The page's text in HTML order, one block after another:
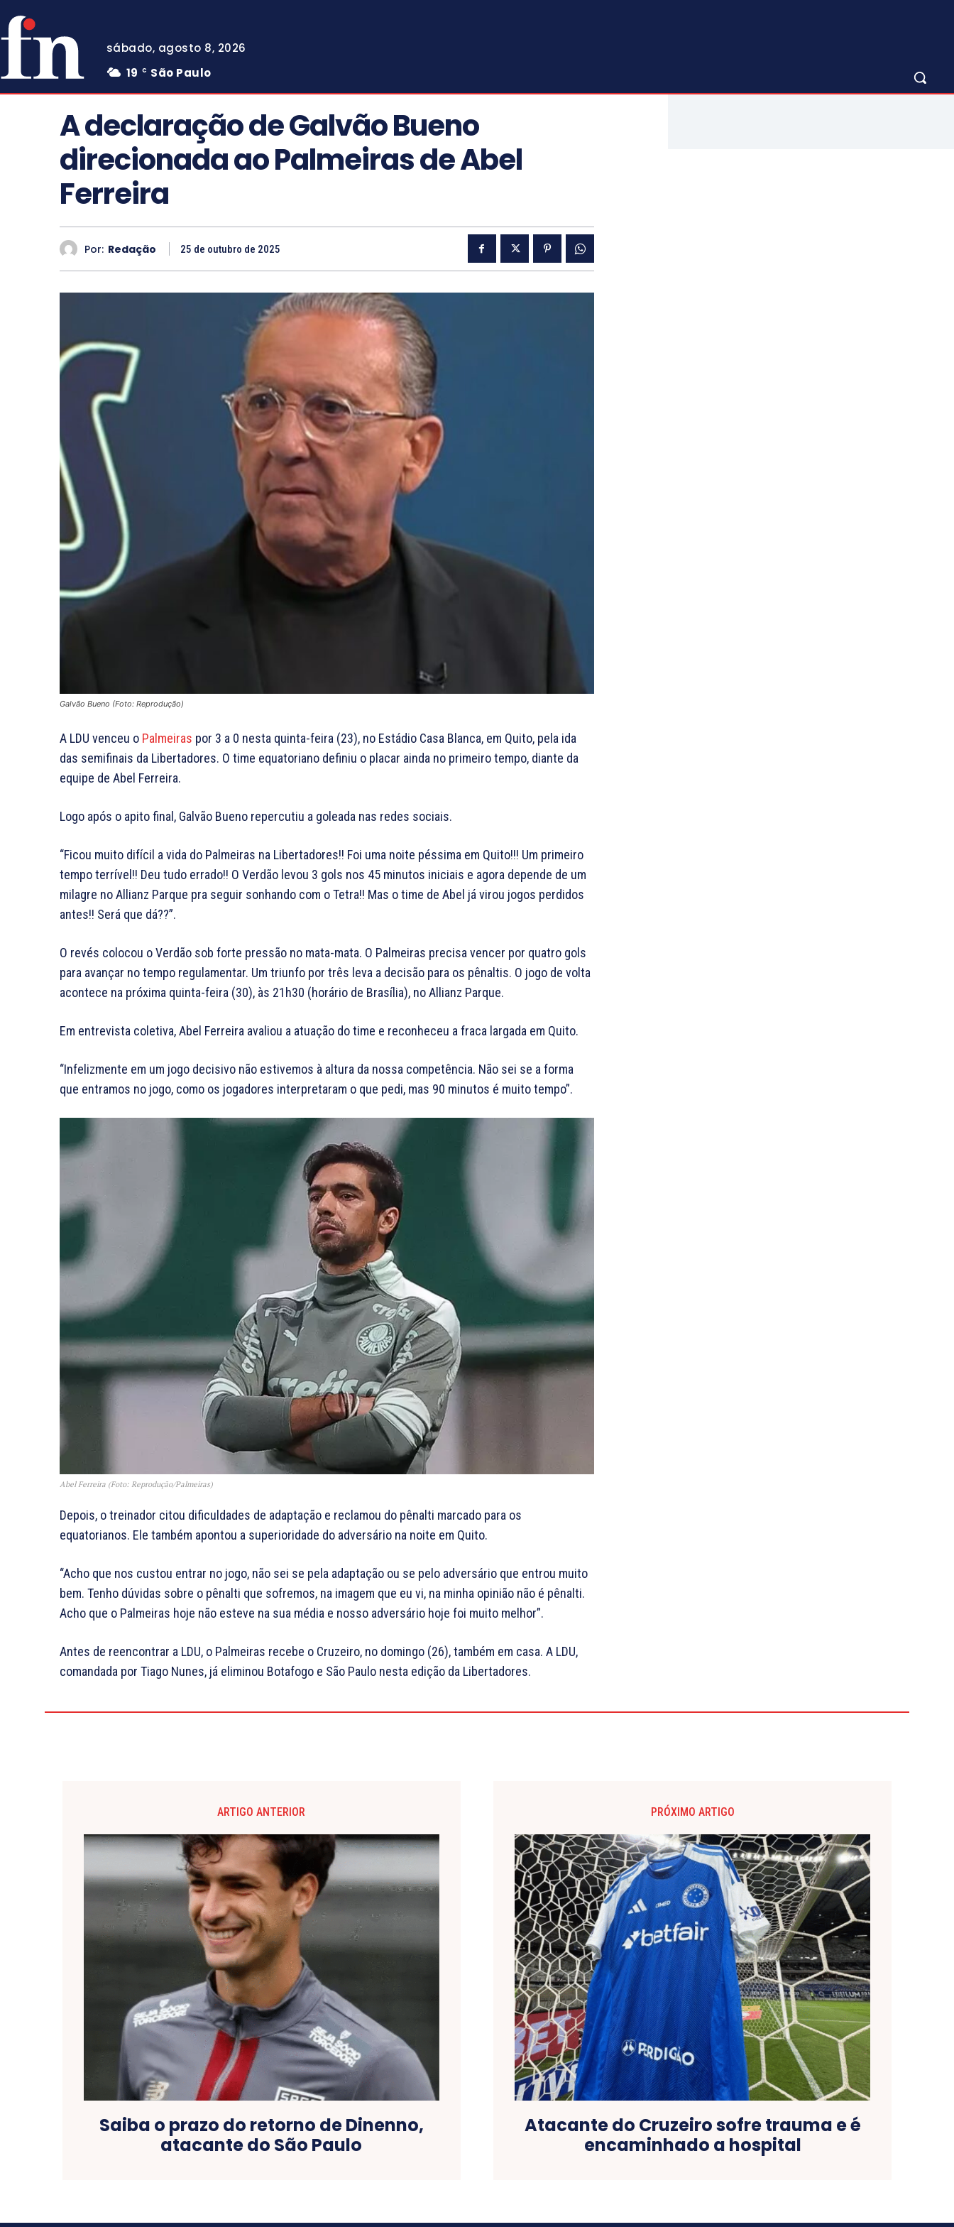
sábado, agosto 8, 2026
19
C São Paulo
A declaração de Galvão Bueno
direcionada ao Palmeiras de Abel
Ferreira
Por: Redação 25 de outubro de 2025
Galvão Bueno (Foto: Reprodução)
A LDU venceu o Palmeiras por 3 a 0 nesta quinta-feira (23), no Estádio Casa Blanca, em Quito, pela ida
das semifinais da Libertadores. O time equatoriano definiu o placar ainda no primeiro tempo, diante da
equipe de Abel Ferreira.
Logo após o apito final, Galvão Bueno repercutiu a goleada nas redes sociais.
“Ficou muito difícil a vida do Palmeiras na Libertadores!! Foi uma noite péssima em Quito!!! Um primeiro
tempo terrível!! Deu tudo errado!! O Verdão levou 3 gols nos 45 minutos iniciais e agora depende de um
milagre no Allianz Parque pra seguir sonhando com o Tetra!! Mas o time de Abel já virou jogos perdidos
antes!! Será que dá??”.
O revés colocou o Verdão sob forte pressão no mata-mata. O Palmeiras precisa vencer por quatro gols
para avançar no tempo regulamentar. Um triunfo por três leva a decisão para os pênaltis. O jogo de volta
acontece na próxima quinta-feira (30), às 21h30 (horário de Brasília), no Allianz Parque.
Em entrevista coletiva, Abel Ferreira avaliou a atuação do time e reconheceu a fraca largada em Quito.
“Infelizmente em um jogo decisivo não estivemos à altura da nossa competência. Não sei se a forma
que entramos no jogo, como os jogadores interpretaram o que pedi, mas 90 minutos é muito tempo”.
Abel Ferreira (Foto: Reprodução/Palmeiras)
Depois, o treinador citou dificuldades de adaptação e reclamou do pênalti marcado para os
equatorianos. Ele também apontou a superioridade do adversário na noite em Quito.
“Acho que nos custou entrar no jogo, não sei se pela adaptação ou se pelo adversário que entrou muito
bem. Tenho dúvidas sobre o pênalti que sofremos, na imagem que eu vi, na minha opinião não é pênalti.
Acho que o Palmeiras hoje não esteve na sua média e nosso adversário hoje foi muito melhor”.
Antes de reencontrar a LDU, o Palmeiras recebe o Cruzeiro, no domingo (26), também em casa. A LDU,
comandada por Tiago Nunes, já eliminou Botafogo e São Paulo nesta edição da Libertadores.
ARTIGO ANTERIOR
Saiba o prazo do retorno de Dinenno,
atacante do São Paulo
PRÓXIMO ARTIGO
Atacante do Cruzeiro sofre trauma e é
encaminhado a hospital